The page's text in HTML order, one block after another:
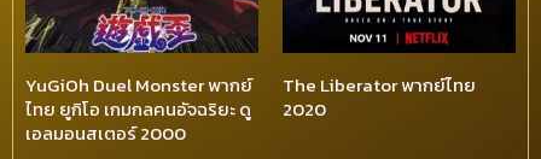
YuGiOh Duel Monster พากย์
ไทย ยูกิโอ เกมกลคนอัจฉริยะ ดู
เอลมอนสเตอร์ 2000
The Liberator พากย์ไทย
2020